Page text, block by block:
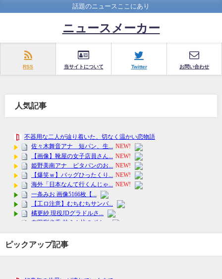
話題のニュースここにあり
ニュースメーカー
RSS 当サイトについて Twitter お問い合わせ
人気記事
ピックアップ記事